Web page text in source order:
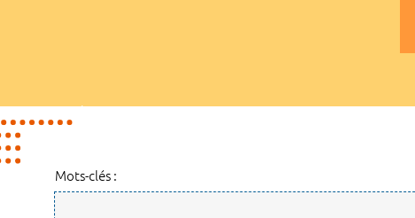
Mots-clés :